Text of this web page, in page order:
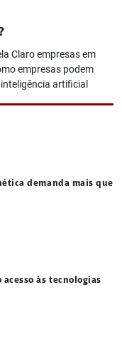
Claro empresas em
empresas podem
artificial
demanda mais que
às tecnologias